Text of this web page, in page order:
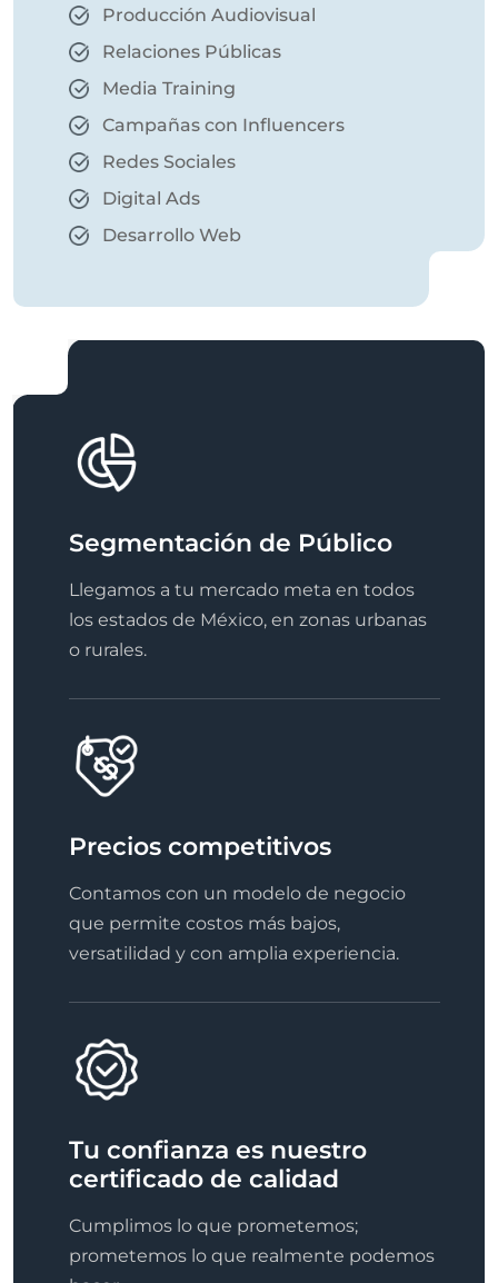
Producción Audiovisual
Relaciones Públicas
Media Training
Campañas con Influencers
Redes Sociales
Digital Ads
Desarrollo Web
Segmentación de Público
Llegamos a tu mercado meta en todos
los estados de México, en zonas urbanas
o rurales.
Precios competitivos
Contamos con un modelo de negocio
que permite costos más bajos,
versatilidad y con amplia experiencia.
Tu confianza es nuestro
certificado de calidad
Cumplimos lo que prometemos;
prometemos lo que realmente podemos